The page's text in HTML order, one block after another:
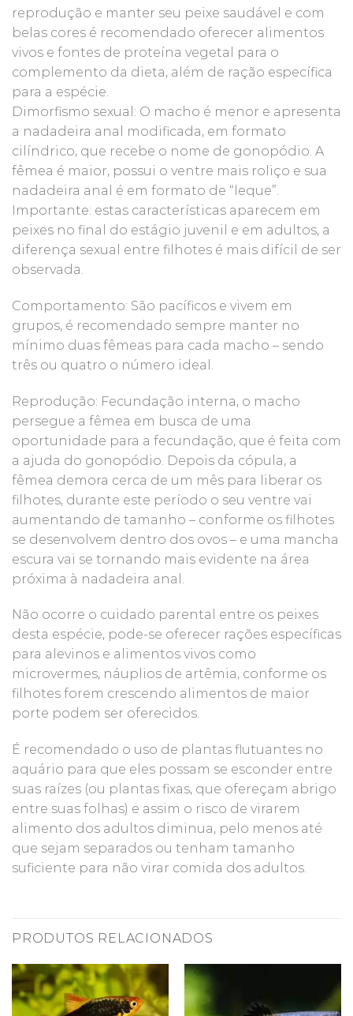
reprodução e manter seu peixe saudável e com
belas cores é recomendado oferecer alimentos
vivos e fontes de proteína vegetal para o
complemento da dieta, além de ração específica
para a espécie.
Dimorfismo sexual: O macho é menor e apresenta
a nadadeira anal modificada, em formato
cilíndrico, que recebe o nome de gonopódio. A
fêmea é maior, possui o ventre mais roliço e sua
nadadeira anal é em formato de “leque”.
Importante: estas características aparecem em
peixes no final do estágio juvenil e em adultos, a
diferença sexual entre filhotes é mais difícil de ser
observada.
Comportamento: São pacíficos e vivem em
grupos, é recomendado sempre manter no
mínimo duas fêmeas para cada macho – sendo
três ou quatro o número ideal.
Reprodução: Fecundação interna, o macho
persegue a fêmea em busca de uma
oportunidade para a fecundação, que é feita com
a ajuda do gonopódio. Depois da cópula, a
fêmea demora cerca de um mês para liberar os
filhotes, durante este período o seu ventre vai
aumentando de tamanho – conforme os filhotes
se desenvolvem dentro dos ovos – e uma mancha
escura vai se tornando mais evidente na área
próxima à nadadeira anal.
Não ocorre o cuidado parental entre os peixes
desta espécie, pode-se oferecer rações específicas
para alevinos e alimentos vivos como
microvermes, náuplios de artêmia, conforme os
filhotes forem crescendo alimentos de maior
porte podem ser oferecidos.
É recomendado o uso de plantas flutuantes no
aquário para que eles possam se esconder entre
suas raízes (ou plantas fixas, que ofereçam abrigo
entre suas folhas) e assim o risco de virarem
alimento dos adultos diminua, pelo menos até
que sejam separados ou tenham tamanho
suficiente para não virar comida dos adultos.
PRODUTOS RELACIONADOS